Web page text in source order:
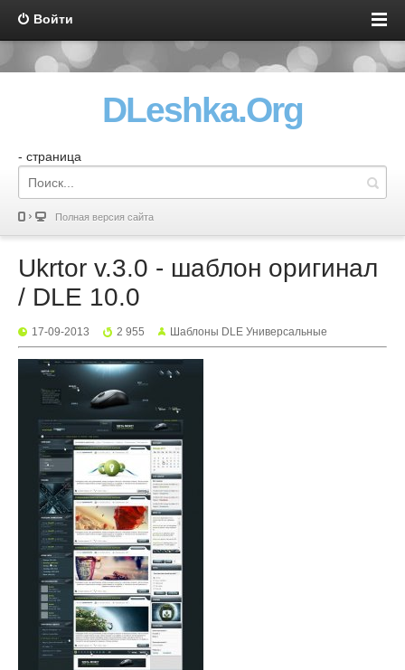
Войти
DLeshka.Org
- страница
Полная версия сайта
Ukrtor v.3.0 - шаблон оригинал
/ DLE 10.0
17-09-2013 2 955 Шаблоны DLE Универсальные